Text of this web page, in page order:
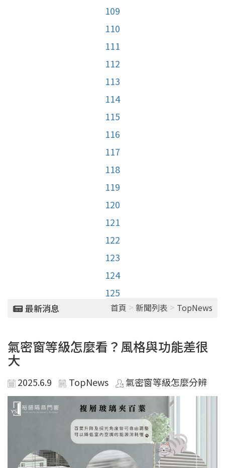
109
110
111
112
113
114
115
116
117
118
119
120
121
122
123
124
125
最新消息 首頁 > 新聞列表 > TopNews
氣密窗等級怎麼看？風格與功能差很
大
2025.6.9 TopNews 氣密窗等級怎麼分辨